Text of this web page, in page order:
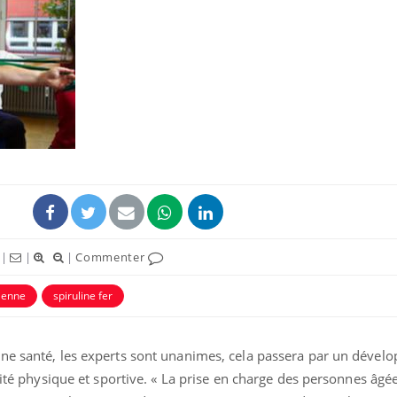
| | |Commenter
spiruline fer
santé, les experts sont unanimes, cela passera par un
physique et sportive. « La prise en charge des personnes
noyade grimpe-t-il ?
Le Viagra pourrait-il
freiner la propagation du